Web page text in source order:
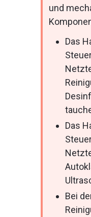
und
Das
Das
Bei